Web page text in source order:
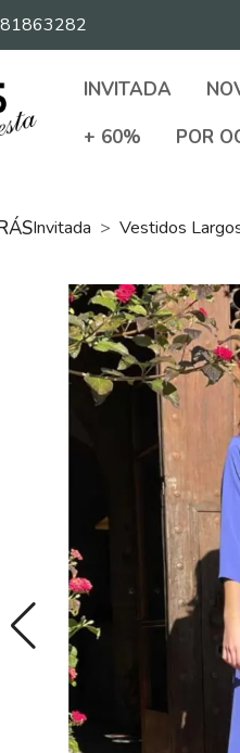
INVITADA
+ 60%
POR
Invitada Vestidos